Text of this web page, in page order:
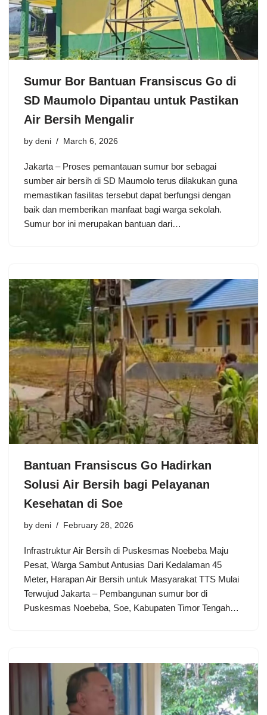
Sumur Bor Bantuan Fransiscus Go di
SD Maumolo Dipantau untuk Pastikan
Air Bersih Mengalir
by deni March 6, 2026
Jakarta – Proses pemantauan sumur bor sebagai
sumber air bersih di SD Maumolo terus dilakukan guna
memastikan fasilitas tersebut dapat berfungsi dengan
baik dan memberikan manfaat bagi warga sekolah.
Sumur bor ini merupakan bantuan dari…
Bantuan Fransiscus Go Hadirkan
Solusi Air Bersih bagi Pelayanan
Kesehatan di Soe
by deni February 28, 2026
Infrastruktur Air Bersih di Puskesmas Noebeba Maju
Pesat, Warga Sambut Antusias Dari Kedalaman 45
Meter, Harapan Air Bersih untuk Masyarakat TTS Mulai
Terwujud Jakarta – Pembangunan sumur bor di
Puskesmas Noebeba, Soe, Kabupaten Timor Tengah…